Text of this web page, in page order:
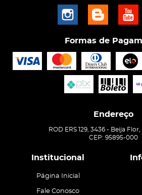
Formas de
Endereço
ROD ERS 129, 3436 - Beija
CEP: 95895-000
Institucional
Página Inicial
Fale Conosco